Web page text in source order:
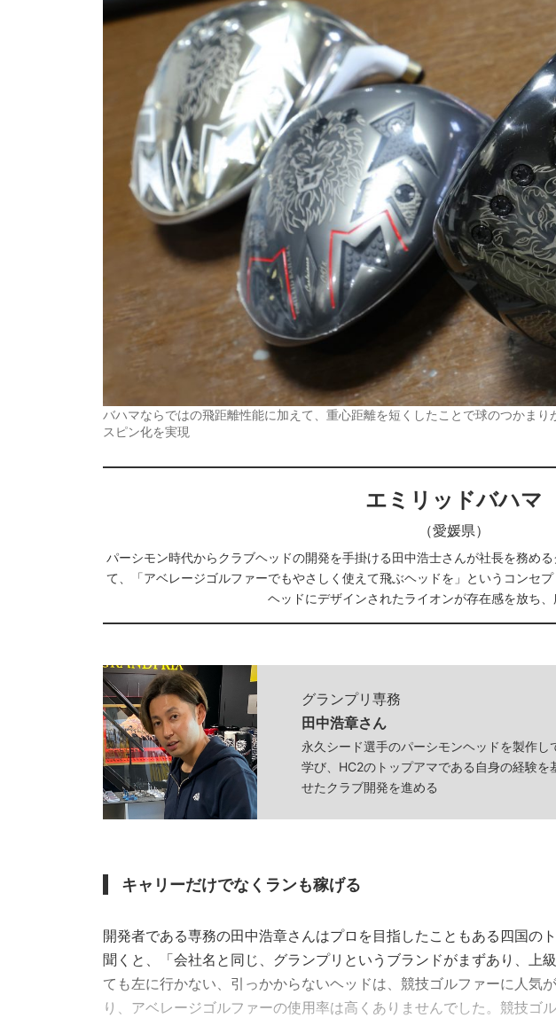
バハマならではの飛距離性能に加えて、重心距離を短くしたことで球のつかま
スピン化を実現
エミリッドバハマ
（愛媛県）
パーシモン時代からクラブヘッドの開発を手掛ける田中浩士さんが社長を務め
て、「アベレージゴルファーでもやさしく使えて飛ぶヘッドを」というコンセ
ヘッドにデザインされたライオンが存在感を放ち
グランプリ専務
田中浩章さん
永久シード選手のパーシモンヘッドを製作
学び、HC2のトップアマである自身の経験を
せたクラブ開発を進める
キャリーだけでなくランも稼げる
開発者である専務の田中浩章さんはプロを目指したこともある四国の
聞くと、「会社名と同じ、グランプリというブランドがまずあり、上
ても左に行かない、引っかからないヘッドは、競技ゴルファーに人気
り、アベレージゴルファーの使用率は高くありませんでした。競技ゴ